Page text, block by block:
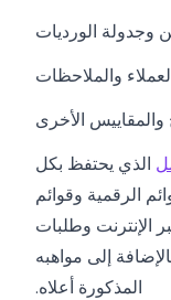
وجدولة الورديات
والملاحظات
والمقاييس الأخرى
الذي يحتفظ بكل
الرقمية وقوائم
الإنترنت وطلبات
إلى مواهبه
المذكورة أعلاه.